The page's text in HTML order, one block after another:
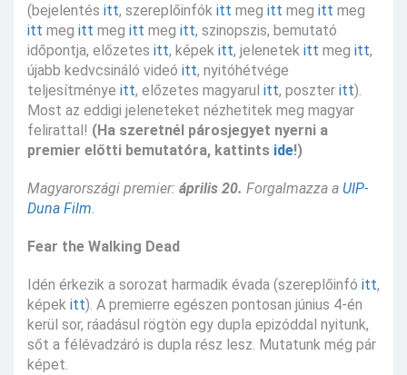
(bejelentés itt, szereplőinfók itt meg itt meg itt meg
itt meg itt meg itt meg itt, szinopszis, bemutató
időpontja, előzetes itt, képek itt, jelenetek itt meg itt,
újabb kedvcsináló videó itt, nyitóhétvége
teljesítménye itt, előzetes magyarul itt, poszter itt).
Most az eddigi jeleneteket nézhetitek meg magyar
felirattal! (Ha szeretnél párosjegyet nyerni a
premier előtti bemutatóra, kattints ide!)
Magyarországi premier: április 20. Forgalmazza a UIP-
Duna Film.
Fear the Walking Dead
Idén érkezik a sorozat harmadik évada (szereplőinfó itt,
képek itt). A premierre egészen pontosan június 4-én
kerül sor, ráadásul rögtön egy dupla epizóddal nyitunk,
sőt a félévadzáró is dupla rész lesz. Mutatunk még pár
képet.